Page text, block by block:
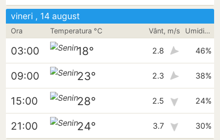
vineri , 14 august
Ora Temperatura °C Vânt, m/s Umiditate
03:00 18° 2.8 46%
09:00 23° 2.3 38%
15:00 28° 2.5 24%
21:00 24° 3.7 30%